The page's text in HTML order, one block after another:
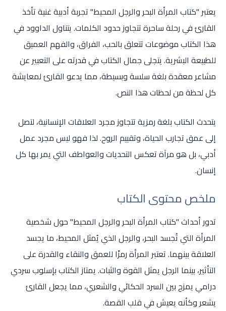
يعتبر "كتاب المرأة البحر والرجل المحيط" تجربة أدبية غنية تأخذ
القارئ في رحلة ساحرة تتجاوز حدود الكلمات. يتناول الداوود في
هذا الكتاب موضوعات تتعلق بالحب، الفراق، والفهم العميق
للطبيعة البشرية. يتجلى جمال الكتاب في قدرته على التعبير عن
مشاعر معقدة بلغة سلسة وبسيطة، مما يدعو القارئ لمعايشة
كل لحظة من لحظات هذا النص.
يتحدث الكتاب بلغة رمزية تتجاوز مجرد العلاقات الإنسانية، لتصل
إلى عمق تجارب الحياة، وتقييم الروح. لذا فهو ليس مجرد عمل
أدبي، بل هو مرآة تعكس التحديات والعواطف التي يمر بها كل
إنسان.
ملخص محتوى الكتاب
تدور أحداث "كتاب المرأة البحر والرجل المحيط" حول شخصية
المرأة التي تُجسد البحر، والرجل الذي يُمثل المحيط، ما يجسد
العلاقة بينهما. تعتبر المرأة رمزًا للعمق والنقاء والقدرة على
التأثير، بينما الرجل يمثل القوة والثبات. يمتاز الكتاب بإسلوب سردي
درامي يمزج بين السرد الحكائي والشعري، مما يجعل القارئ
يشعر وكأنه يعيش في قلب القصة.